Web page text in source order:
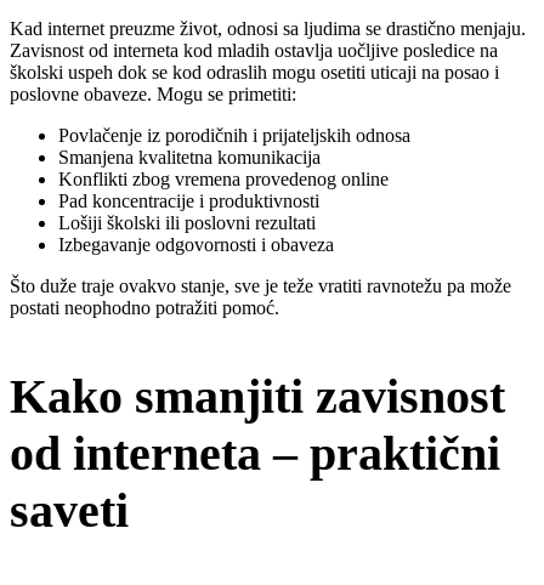
Kad internet preuzme život, odnosi sa ljudima se drastično menjaju.
Zavisnost od interneta kod mladih ostavlja uočljive posledice na
školski uspeh dok se kod odraslih mogu osetiti uticaji na posao i
poslovne obaveze. Mogu se primetiti:
Povlačenje iz porodičnih i prijateljskih odnosa
Smanjena kvalitetna komunikacija
Konflikti zbog vremena provedenog online
Pad koncentracije i produktivnosti
Lošiji školski ili poslovni rezultati
Izbegavanje odgovornosti i obaveza
Što duže traje ovakvo stanje, sve je teže vratiti ravnotežu pa može
postati neophodno potražiti pomoć.
Kako smanjiti zavisnost
od interneta – praktični
saveti